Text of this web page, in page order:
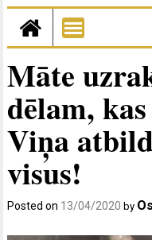
Māte
dēlam,
Viņa
visus!
Posted on 13/04/2020 by